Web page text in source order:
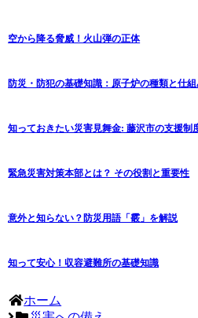
空から降る脅威！火山弾の正体
防災・防犯の基礎知識：原子炉の種類と仕
知っておきたい災害見舞金: 藤沢市の支援制
緊急災害対策本部とは？ その役割と重要性
意外と知らない？防災用語「霰」を解説
知って安心！収容避難所の基礎知識
ホーム